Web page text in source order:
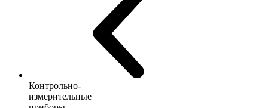
Контрольно-
измерительные